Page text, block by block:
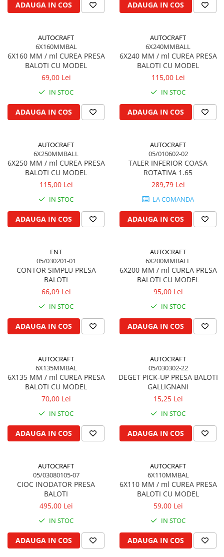
Colier toba esapament
Admisia aerului
Flexibil evacuare
Garnituri motor
Garnitura baie de ulei
Garnitura culbutori capac camera
supapelor
Garnitura chiulasa motor
Set garnituri chiulasa
Set garnituri inferior
Garnituri vrac
Vibrochen si volanta
Cuzineti palier
Cuzineti axiali, semilune
Inel fata arbore motor
Vibrochen arbore motor
Simering fata arbore motor
Volanta motor, coroana
Simering spate arbore motor
Capac arbore motor
Pistoane, segmenti, camasi
Camasa motor
Inele camasa motor
Set segmenti motor
Set motor
Piston si segmenti
Pompe ulei motor
Pompa ulei motor
Racire motor
Palete ventilator radiator
Furtunuri radiator
Pompe apa
Termostat apa
Intinzator de curea
Filtru hidraulic
Prefiltru de aer
Filtru de aerisire, particule
Franare
Cablu de frana
Cilindru de frana
Frana de oprire
Frane cu disc in baie de ulei
Frane pneumatice
Frane cu disc uscat
Frane cu tambur
Pedala de frana
Roti fata si spate
Jante fata
Piulite roata
Inele fixare janta
Punte fata 4 roţi motrice
Ax transmisie fata
Balansier bucsa punte fata
Cardan, planetara
Carter de butuc, pivot
Cilindru
Disc de frana
Intrare diferential grup conic
Reductor punte fata
Bucsa cuplare, rulment
Cutia de transfer
Bloc hidraulic monobloc
Arbore de ridicare
Bucsa, inel, oring, piese arbore
ridicare
Cablu hidraulic, piese
Cutie de viteze
Ax cutie viteze
Bucsa cutie viteze
Pinion cutie viteze
Kuhn, Huard
Kola Rivale
Blanchot
Seko
Agrimaster
Quivogne
Annovi Reverberi
Fella
ADAUGA IN COS ADAUGA IN COS
AUTOCRAFT
6X160MMBAL
6X160 MM / ml CUREA PRESA
BALOTI CU MODEL
69,00 Lei
IN STOC
ADAUGA IN COS
AUTOCRAFT
6X240MMBALL
6X240 MM / ml CUREA PRESA
BALOTI CU MODEL
115,00 Lei
IN STOC
ADAUGA IN COS
AUTOCRAFT
6X250MMBALL
6X250 MM / ml CUREA PRESA
BALOTI CU MODEL
115,00 Lei
IN STOC
ADAUGA IN COS
AUTOCRAFT
05/010602-02
TALER INFERIOR COASA
ROTATIVA 1.65
289,79 Lei
LA COMANDA
ADAUGA IN COS
ENT
05/030201-01
CONTOR SIMPLU PRESA
BALOTI
66,09 Lei
IN STOC
ADAUGA IN COS
AUTOCRAFT
6X200MMBALL
6X200 MM / ml CUREA PRESA
BALOTI CU MODEL
95,00 Lei
IN STOC
ADAUGA IN COS
AUTOCRAFT
6X135MMBAL
6X135 MM / ml CUREA PRESA
BALOTI CU MODEL
70,00 Lei
IN STOC
ADAUGA IN COS
AUTOCRAFT
05/030302-22
DEGET PICK-UP PRESA BALOTI
GALLIGNANI
15,25 Lei
IN STOC
ADAUGA IN COS
AUTOCRAFT
05/03080105-07
CIOC INODATOR PRESA
BALOTI
495,00 Lei
IN STOC
ADAUGA IN COS
AUTOCRAFT
6X110MMBAL
6X110 MM / ml CUREA PRESA
BALOTI CU MODEL
59,00 Lei
IN STOC
ADAUGA IN COS